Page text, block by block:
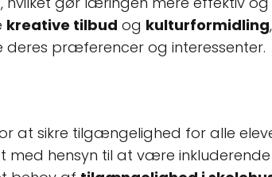
kreative tilbud og kulturformidling
præferencer og interessenter.
at sikre tilgængelighed for alle
med hensyn til at være inkluderende